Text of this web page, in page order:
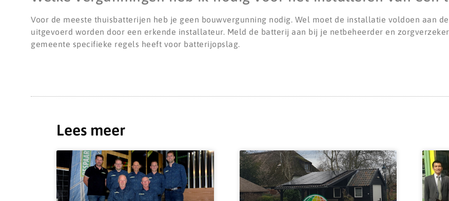
Voor de meeste thuisbatterijen heb je geen bouwvergunning nodig. Wel moet de installatie voldoen aan
uitgevoerd worden door een erkende installateur. Meld de batterij aan bij je netbeheerder en
gemeente specifieke regels heeft voor batterijopslag.
Lees meer